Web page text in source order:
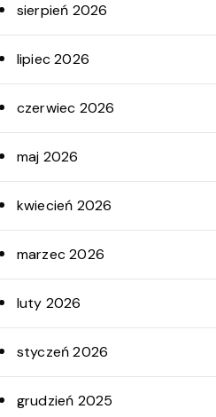
sierpień 2026
lipiec 2026
czerwiec 2026
maj 2026
kwiecień 2026
marzec 2026
luty 2026
styczeń 2026
grudzień 2025